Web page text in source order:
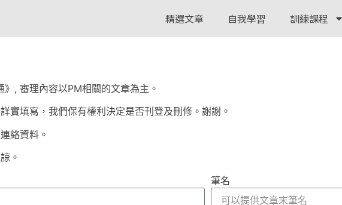
精選文章 自我學習 訓練課程
, 審理內容以PM相關的文章為主。
實填寫，我們保有權利決定是否刊登及刪修。謝謝。
絡資料。
。
筆名